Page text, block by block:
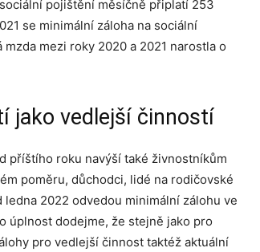
pojištění měsíčně připlatí 253
se minimální záloha na sociální
mezi roky 2020 a 2021 narostla o
jako vedlejší činností
příštího roku navýší také živnostníkům
poměru, důchodci, lidé na rodičovské
2022 odvedou minimální zálohu ve
úplnost dodejme, že stejně jako pro
pro vedlejší činnost taktéž aktuální